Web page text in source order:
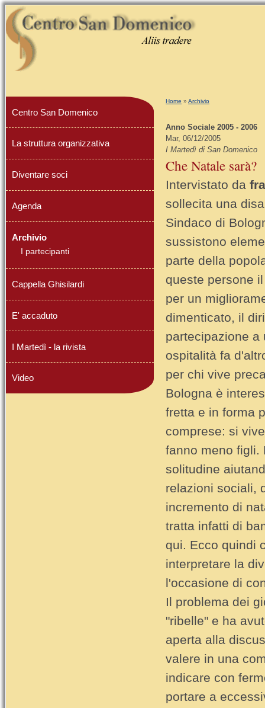
Tu sei qui
Home » Archivio
Anno Sociale 2005 - 2006
Mar, 06/12/2005
I Martedì di San Domenico
Che Natale sarà?
Intervistato da
sollecita una
Sindaco di
sussistono
parte della
queste persone
per un
dimenticato, il
partecipazione a
ospitalità fa
per chi vive
Bologna è
fretta e in forma
comprese: si
fanno meno figli.
solitudine
relazioni sociali,
incremento di
tratta infatti di
qui. Ecco quindi
interpretare la
l'occasione di
Il problema dei
"ribelle" e ha
aperta alla
valere in una
indicare con
portare a
Centro San Domenico
La struttura organizzativa
Diventare soci
Agenda
Archivio
I partecipanti
Cappella Ghisilardi
E' accaduto
I Martedì - la rivista
Video